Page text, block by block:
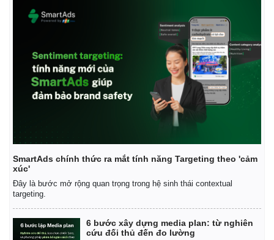
Thế giới
Quan sát
Cuộc sống đó đây
Hồ sơ
Video
Ảnh
E-Magazine
SmartAds chính thức ra mắt tính năng Targeting theo 'cảm
xúc'
Đây là bước mở rộng quan trọng trong hệ sinh thái contextual
targeting.
6 bước xây dựng media plan: từ nghiên
cứu đối thủ đến đo lường